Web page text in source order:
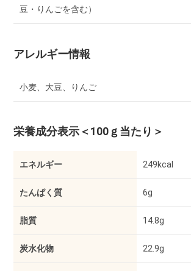
豆・りんごを含む）
アレルギー情報
小麦、大豆、りんご
栄養成分表示＜100ｇ当たり＞
エネルギー 249kcal
たんぱく質 6g
脂質 14.8g
炭水化物 22.9g